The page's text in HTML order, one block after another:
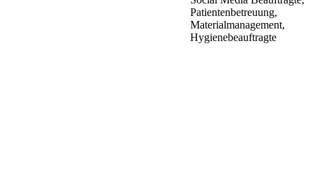
Patientenbetreuung,
Materialmanagement,
Hygienebeauftragte